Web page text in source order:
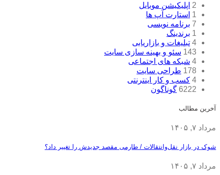
2 اپلیکیشن موبایل
1 استارت آپ ها
7 برنامه نویسی
1 برندینگ
4 تبلیغات و بازاریابی
143 سئو و بهینه سازی سایت
4 شبکه های اجتماعی
178 طراحی سایت
4 کسب و کار اینترنتی
6222 گوناگون
آخرین مطالب
مرداد ۷, ۱۴۰۵
شوک در بازار نقل‌وانتقالات / طارمی مقصد جدیدش را تغییر داد؟
مرداد ۷, ۱۴۰۵